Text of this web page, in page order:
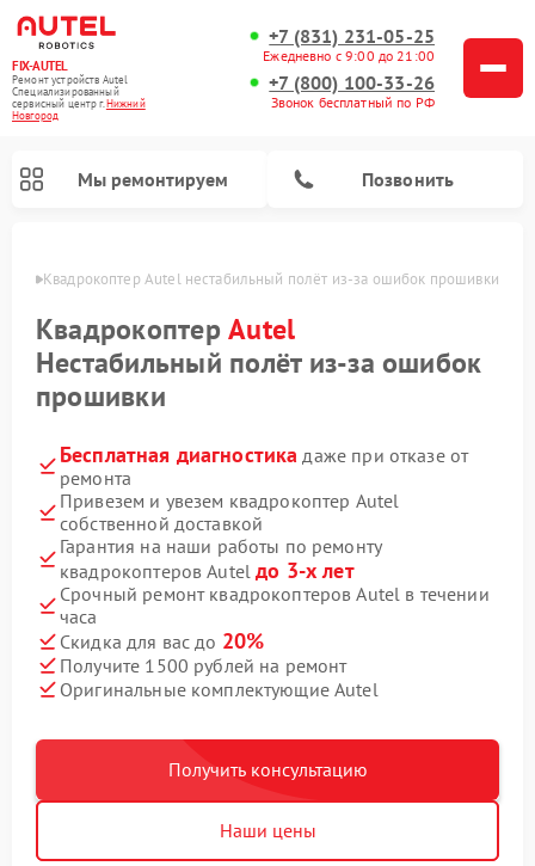
FIX-AUTEL
Ремонт устройств Autel
Специализированный
cервисный центр г.Нижний
Новгород
+7 (831) 231-05-25
Ежедневно с 9:00 до 21:00
+7 (800) 100-33-26
Звонок бесплатный по РФ
Мы ремонтируем Позвонить
Квадрокоптер Autel нестабильный полёт из‑за ошибок прошивки
КвадрокоптерAutel
Нестабильный полёт из‑за ошибок
прошивки
Бесплатная диагностика даже при отказе от
ремонта
Привезем и увезем квадрокоптер Autel
собственной доставкой
Гарантия на наши работы по ремонту
квадрокоптеров Autelдо 3-х лет
Срочный ремонт квадрокоптеров Autel в течении
часа
Скидка для вас до 20%
Получите 1500 рублей на ремонт
Оригинальные комплектующие Autel
Получить консультацию
Наши цены